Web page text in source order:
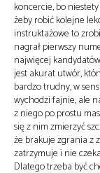
koncercie, bo
żeby robić kolejne
instruktażowe to
nagrał pierwszy
najwięcej
jest akurat utwór,
bardzo trudny, w
wychodzi fajnie, ale
z niego po prostu
się z nim zmierzyć
że brakuje zgrania z
zatrzymuje i nie
Dlatego trzeba być